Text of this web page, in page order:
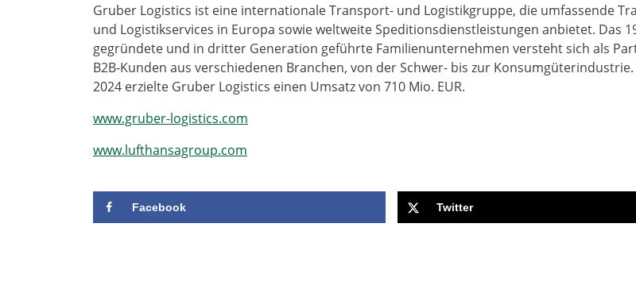
Gruber Logistics ist eine internationale Transport- und Logistikgruppe, die umfassende
und Logistikservices in Europa sowie weltweite Speditionsdienstleistungen anbietet. Das
gegründete und in dritter Generation geführte Familienunternehmen versteht sich als
B2B-Kunden aus verschiedenen Branchen, von der Schwer- bis zur Konsumgüterindustrie.
2024 erzielte Gruber Logistics einen Umsatz von 710 Mio. EUR.
www.gruber-logistics.com
www.lufthansagroup.com
Facebook Twitter